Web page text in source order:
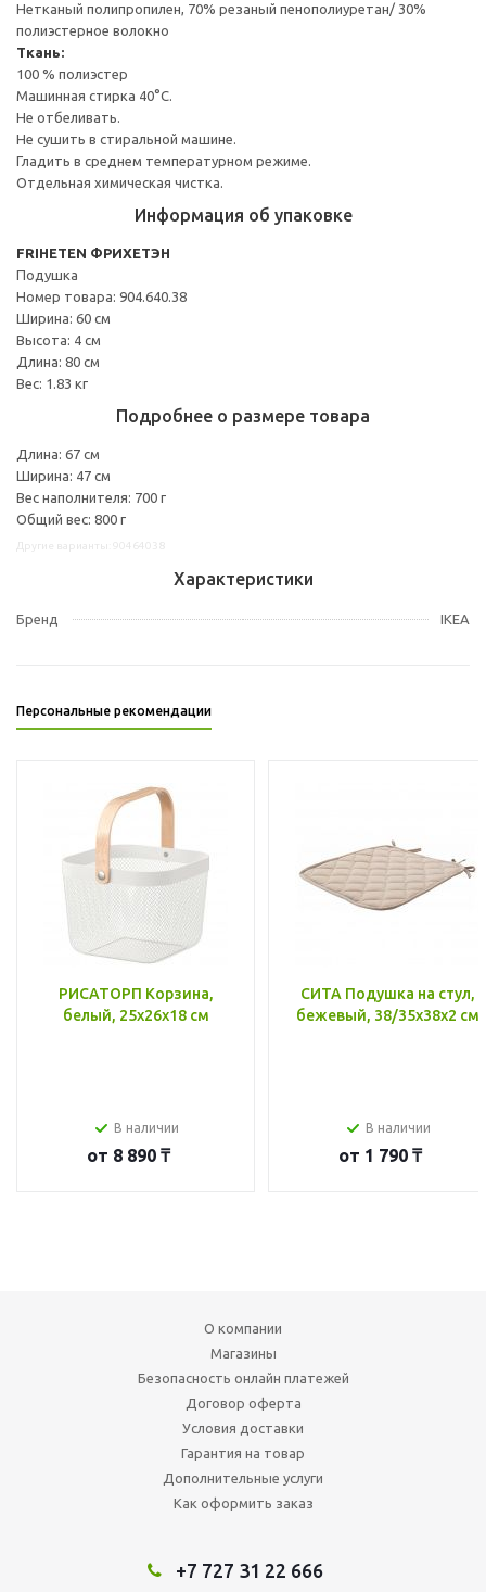
Нетканый полипропилен, 70% резаный пенополиуретан/ 30%
полиэстерное волокно
Ткань:
100 % полиэстер
Машинная стирка 40°С.
Не отбеливать.
Не сушить в стиральной машине.
Гладить в среднем температурном режиме.
Отдельная химическая чистка.
Информация об упаковке
FRIHETEN ФРИХЕТЭН
Подушка
Номер товара: 904.640.38
Ширина: 60 см
Высота: 4 см
Длина: 80 см
Вес: 1.83 кг
Подробнее о размере товара
Длина: 67 см
Ширина: 47 см
Вес наполнителя: 700 г
Общий вес: 800 г
Характеристики
Бренд IKEA
Персональные рекомендации
РИСАТОРП Корзина,
белый, 25x26x18 см
В наличии
от 8 890 ₸
СИТА Подушка на стул,
бежевый, 38/35x38x2 см
В наличии
от 1 790 ₸
О компании
Магазины
Безопасность онлайн платежей
Договор оферта
Условия доставки
Гарантия на товар
Дополнительные услуги
Как оформить заказ
+7 727 31 22 666